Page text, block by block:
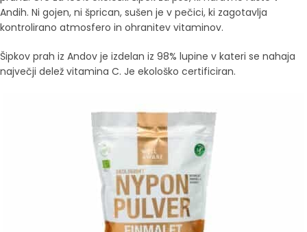
Andih. Ni gojen, ni šprican, sušen je v pečici, ki zagotavlja
kontrolirano atmosfero in ohranitev vitaminov.
Šipkov prah iz Andov je izdelan iz 98% lupine v kateri se nahaja
največji delež vitamina C. Je ekološko certificiran.